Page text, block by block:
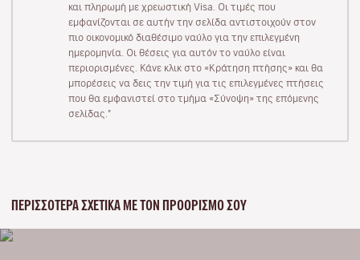
και πληρωμή με χρεωστική Visa. Οι τιμές που
εμφανίζονται σε αυτήν την σελίδα αντιστοιχούν στον
πιο οικονομικό διαθέσιμο ναύλο για την επιλεγμένη
ημερομηνία. Οι θέσεις για αυτόν το ναύλο είναι
περιορισμένες. Κάνε κλικ στο «Κράτηση πτήσης» και θα
μπορέσεις να δεις την τιμή για τις επιλεγμένες πτήσεις
που θα εμφανιστεί στο τμήμα «Σύνοψη» της επόμενης
σελίδας."
ΠΕΡΙΣΣΌΤΕΡΑ ΣΧΕΤΙΚΆ ΜΕ ΤΟΝ ΠΡΟΟΡΙΣΜΌ ΣΟΥ